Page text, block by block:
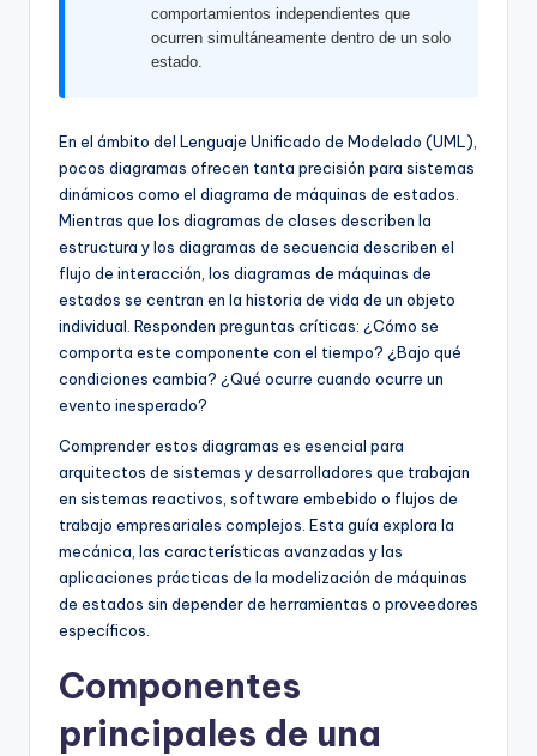
U
p
d
comportamientos independientes que
ocurren simultáneamente dentro de un solo
estado.
En el ámbito del Lenguaje Unificado de Modelado (UML),
pocos diagramas ofrecen tanta precisión para sistemas
dinámicos como el diagrama de máquinas de estados.
Mientras que los diagramas de clases describen la
estructura y los diagramas de secuencia describen el
flujo de interacción, los diagramas de máquinas de
estados se centran en la historia de vida de un objeto
individual. Responden preguntas críticas: ¿Cómo se
comporta este componente con el tiempo? ¿Bajo qué
condiciones cambia? ¿Qué ocurre cuando ocurre un
evento inesperado?
Comprender estos diagramas es esencial para
arquitectos de sistemas y desarrolladores que trabajan
en sistemas reactivos, software embebido o flujos de
trabajo empresariales complejos. Esta guía explora la
mecánica, las características avanzadas y las
aplicaciones prácticas de la modelización de máquinas
de estados sin depender de herramientas o proveedores
específicos.
Componentes
principales de una